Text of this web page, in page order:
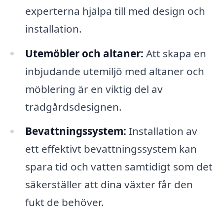
experterna hjälpa till med design och
installation.
Utemöbler och altaner: Att skapa en
inbjudande utemiljö med altaner och
möblering är en viktig del av
trädgårdsdesignen.
Bevattningssystem: Installation av
ett effektivt bevattningssystem kan
spara tid och vatten samtidigt som det
säkerställer att dina växter får den
fukt de behöver.